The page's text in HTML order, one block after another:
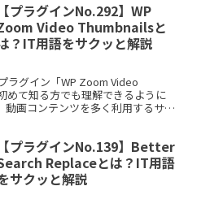
【プラグインNo.292】WP
Video Thumbnailsと
？IT用語をサクッと解説
ラグイン「WP Zoom Video
めて知る方でも理解できるように
動画コンテンツを多く利用するサイ
【プラグインNo.139】Better
Replaceとは？IT用語
サクッと解説